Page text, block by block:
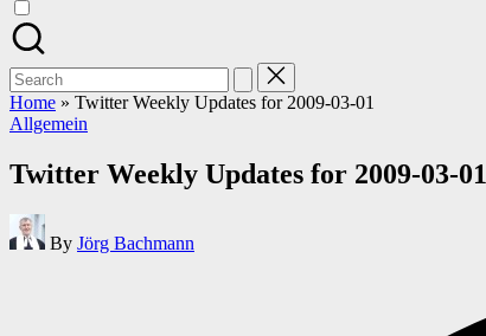
Search
for:
Home » Twitter Weekly Updates for 2009-03-01
Posted
Allgemein
Twitter Weekly Updates for 2009-03-01
Posted
by
By Jörg Bachmann